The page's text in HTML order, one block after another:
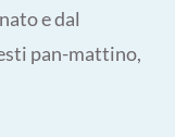
e dal
pan-mattino,